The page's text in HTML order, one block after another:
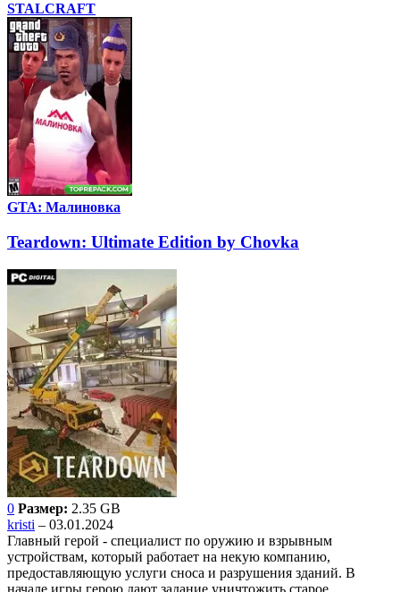
STALCRAFT
GTA: Малиновка
Teardown: Ultimate Edition by Chovka
0 Размер: 2.35 GB
kristi – 03.01.2024
Главный герой - специалист по оружию и взрывным
устройствам, который работает на некую компанию,
предоставляющую услуги сноса и разрушения зданий. В
начале игры герою дают задание уничтожить старое